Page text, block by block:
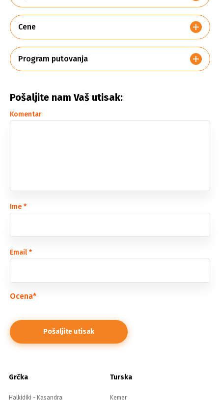
Cene
Program putovanja
Pošaljite nam Vaš utisak:
Komentar
Ime *
Email *
Ocena*
Grčka
Halkidiki - Kasandra
Turska
Kemer